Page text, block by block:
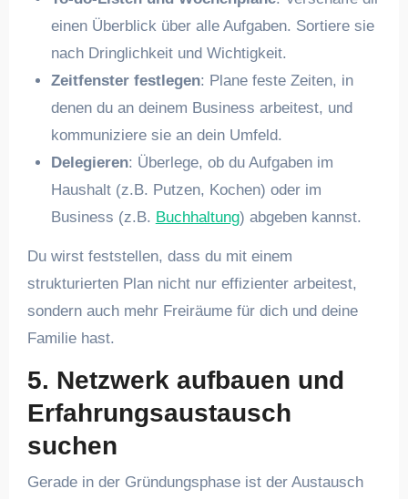
einen Überblick über alle Aufgaben. Sortiere sie
nach Dringlichkeit und Wichtigkeit.
Zeitfenster festlegen: Plane feste Zeiten, in
denen du an deinem Business arbeitest, und
kommuniziere sie an dein Umfeld.
Delegieren: Überlege, ob du Aufgaben im
Haushalt (z.B. Putzen, Kochen) oder im
Business (z.B. Buchhaltung) abgeben kannst.
Du wirst feststellen, dass du mit einem
strukturierten Plan nicht nur effizienter arbeitest,
sondern auch mehr Freiräume für dich und deine
Familie hast.
5. Netzwerk aufbauen und
Erfahrungsaustausch
suchen
Gerade in der Gründungsphase ist der Austausch